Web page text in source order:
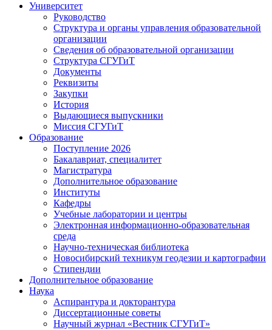
Университет
Руководство
Структура и органы управления образовательной
организации
Сведения об образовательной организации
Структура СГУГиТ
Документы
Реквизиты
Закупки
История
Выдающиеся выпускники
Миссия СГУГиТ
Образование
Поступление 2026
Бакалавриат, специалитет
Магистратура
Дополнительное образование
Институты
Кафедры
Учебные лаборатории и центры
Электронная информационно-образовательная
среда
Научно-техническая библиотека
Новосибирский техникум геодезии и картографии
Стипендии
Дополнительное образование
Наука
Аспирантура и докторантура
Диссертационные советы
Научный журнал «Вестник СГУГиТ»